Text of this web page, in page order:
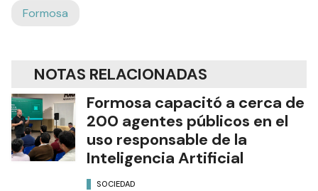
Formosa
NOTAS RELACIONADAS
Formosa capacitó a cerca de
200 agentes públicos en el
uso responsable de la
Inteligencia Artificial
SOCIEDAD